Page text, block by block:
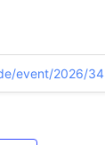
event/2026/